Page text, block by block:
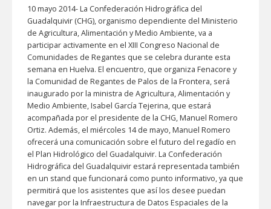
10 mayo 2014- La Confederación Hidrográfica del
Guadalquivir (CHG), organismo dependiente del Ministerio
de Agricultura, Alimentación y Medio Ambiente, va a
participar activamente en el XIII Congreso Nacional de
Comunidades de Regantes que se celebra durante esta
semana en Huelva. El encuentro, que organiza Fenacore y
la Comunidad de Regantes de Palos de la Frontera, será
inaugurado por la ministra de Agricultura, Alimentación y
Medio Ambiente, Isabel García Tejerina, que estará
acompañada por el presidente de la CHG, Manuel Romero
Ortiz. Además, el miércoles 14 de mayo, Manuel Romero
ofrecerá una comunicación sobre el futuro del regadío en
el Plan Hidrológico del Guadalquivir. La Confederación
Hidrográfica del Guadalquivir estará representada también
en un stand que funcionará como punto informativo, ya que
permitirá que los asistentes que así los desee puedan
navegar por la Infraestructura de Datos Espaciales de la